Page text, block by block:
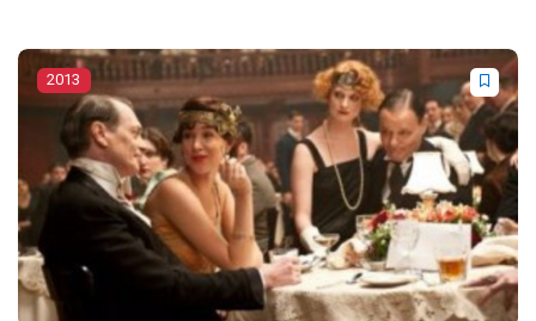
2013